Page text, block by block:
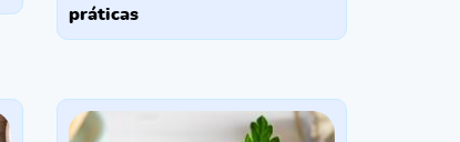
práticas